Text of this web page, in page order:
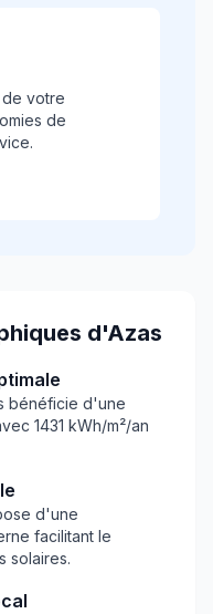
votre
de
d'Azas
bénéficie d'une
1431 kWh/m²/an
d'une
facilitant le
solaires.